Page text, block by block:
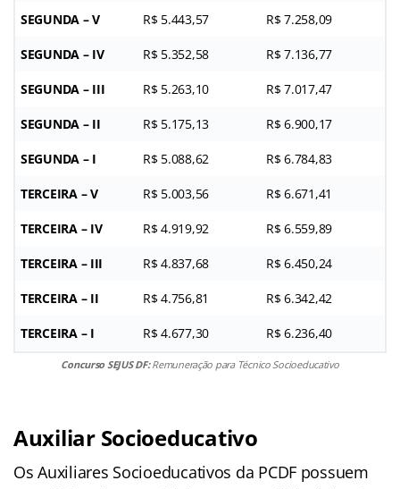
SEGUNDA – V R$ 5.443,57 R$ 7.258,09
SEGUNDA – IV R$ 5.352,58 R$ 7.136,77
SEGUNDA – III R$ 5.263,10 R$ 7.017,47
SEGUNDA – II R$ 5.175,13 R$ 6.900,17
SEGUNDA – I R$ 5.088,62 R$ 6.784,83
TERCEIRA – V R$ 5.003,56 R$ 6.671,41
TERCEIRA – IV R$ 4.919,92 R$ 6.559,89
TERCEIRA – III R$ 4.837,68 R$ 6.450,24
TERCEIRA – II R$ 4.756,81 R$ 6.342,42
TERCEIRA – I R$ 4.677,30 R$ 6.236,40
Concurso SEJUS DF:Remuneração para Técnico Socioeducativo
AuxiliarSocioeducativo
Os Auxiliares Socioeducativos da PCDF possuem